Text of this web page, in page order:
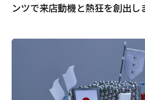
ンツで来店動機と熱狂を創出し